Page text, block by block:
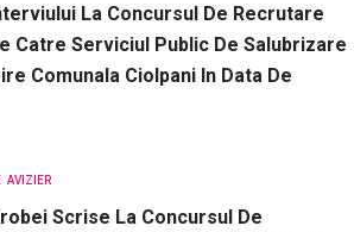
La Concursul De Recrutare
Catre Serviciul Public De Salubrizare
Comunala Ciolpani In Data De
AVIZIER
Scrise La Concursul De